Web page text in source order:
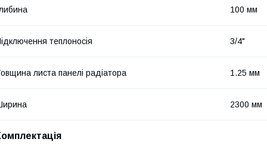
100 мм
теплоносія 3/4"
листа панелі радіатора 1.25 мм
2300 мм